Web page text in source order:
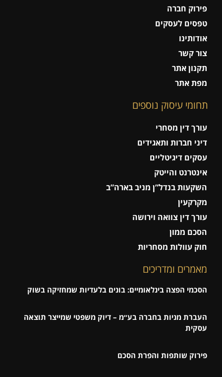
פירוק חברה
טפסים לעסקים
אודותינו
צור קשר
תקנון אתר
מפת אתר
תחומי עיסוק נוספים
עורך דין מסחרי
דיני חברות ותאגידים
עסקים דיגיטליים
אינטרנט והייטק
השקעות בנדל”ן מניב בארה”ב
מקרקעין
עורך דין צוואה וירושה
הסכם ממון
חוק עוולות מסחריות
מאמרים ומדריכים
הסכמי הפצה בינלאומיים: בונים בלעדיות שמחזיקה בשוק
העברת מניות בחברה בע״מ – דיוק משפטי שמייצר תוצאה
עסקית
פירוק שותפות והפרת הסכם